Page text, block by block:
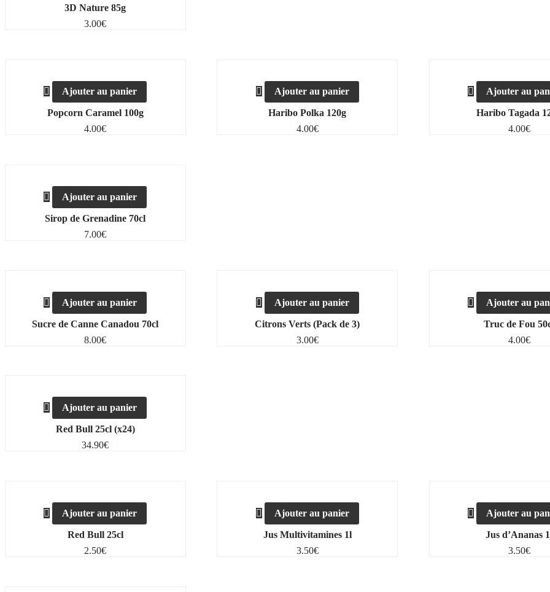
3D Nature 85g
3.00€
Ajouter au panier
Popcorn Caramel 100g
4.00€
Ajouter au panier
Haribo Polka 120g
4.00€
Ajouter au
Haribo Tagada
4.00€
Ajouter au panier
Sirop de Grenadine 70cl
7.00€
Ajouter au panier
Sucre de Canne Canadou 70cl
8.00€
Ajouter au panier
Citrons Verts (Pack de 3)
3.00€
Ajouter au
Truc de Fou
4.00€
Ajouter au panier
Red Bull 25cl (x24)
34.90€
Ajouter au panier
Red Bull 25cl
2.50€
Ajouter au panier
Jus Multivitamines 1l
3.50€
Ajouter au
Jus d’Ananas
3.50€